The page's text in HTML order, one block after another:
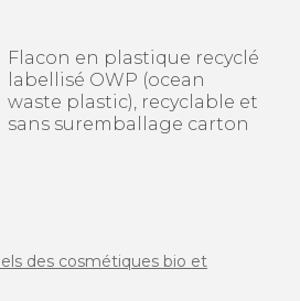
Flacon en plastique recyclé
labellisé OWP (ocean
waste plastic), recyclable et
sans suremballage carton
des cosmétiques bio et